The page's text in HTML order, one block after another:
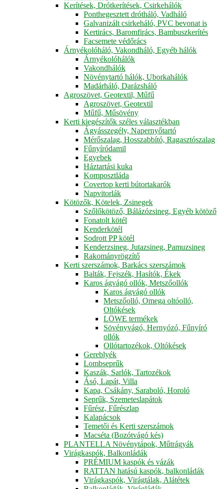
Kerítések, Drótkerítések, Csirkehálók
Ponthegesztett drótháló, Vadháló
Galvanizált csirkeháló, PVC bevonat is
Kertirács, Baromfirács, Bambuszkerítés
Facsemete védőrács
Árnyékolóháló, Vakondháló, Egyéb hálók
Árnyékolóhálók
Vakondhálók
Növénytartó hálók, Uborkahálók
Madárháló, Darázsháló
Agroszövet, Geotextil, Műfű
Agroszövet, Geotextil
Műfű, Műsövény
Kerti kiegészítők széles választékban
Ágyásszegély, Napernyőtartó
Mérőszalag, Hosszabbító, Ragasztószalag
Fűnyíródamil
Egyebek
Háztartási kuka
Komposztláda
Covertop kerti bútortakarók
Napvitorlák
Kötözők, Kötelek, Zsinegek
Szőlőkötöző, Bálázózsineg, Egyéb kötöző
Fonatolt kötél
Kenderkötél
Sodrott PP kötél
Kenderzsineg, Jutazsineg, Pamuzsineg
Rakományrögzítő
Kerti szerszámok, Barkács szerszámok
Balták, Fejszék, Hasítók, Ékek
Karos ágvágó ollók, Metszőollók
Karos ágvágó ollók
Metszőolló, Omega oltóolló,
Oltókések
LÖWE termékek
Sövényvágó, Hernyózó, Fűnyíró
ollók
Ollótartozékok, Oltókések
Gereblyék
Lombseprűk
Kaszák, Sarlók, Tartozékok
Ásó, Lapát, Villa
Kapa, Csákány, Saraboló, Horoló
Seprűk, Szemeteslapátok
Fűrész, Fűrészlap
Kalapácsok
Temetői és Kerti szerszámok
Macséta (Bozótvágó kés)
PLANTELLA Növénytápok, Műtrágyák
Virágkaspók, Balkonládák
PRÉMIUM kaspók és vázák
RATTAN hatású kaspók, balkonládák
Virágkaspók, Virágtálak, Alátétek